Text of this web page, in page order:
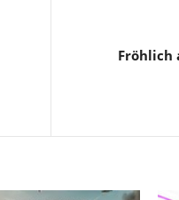
Fröhlich